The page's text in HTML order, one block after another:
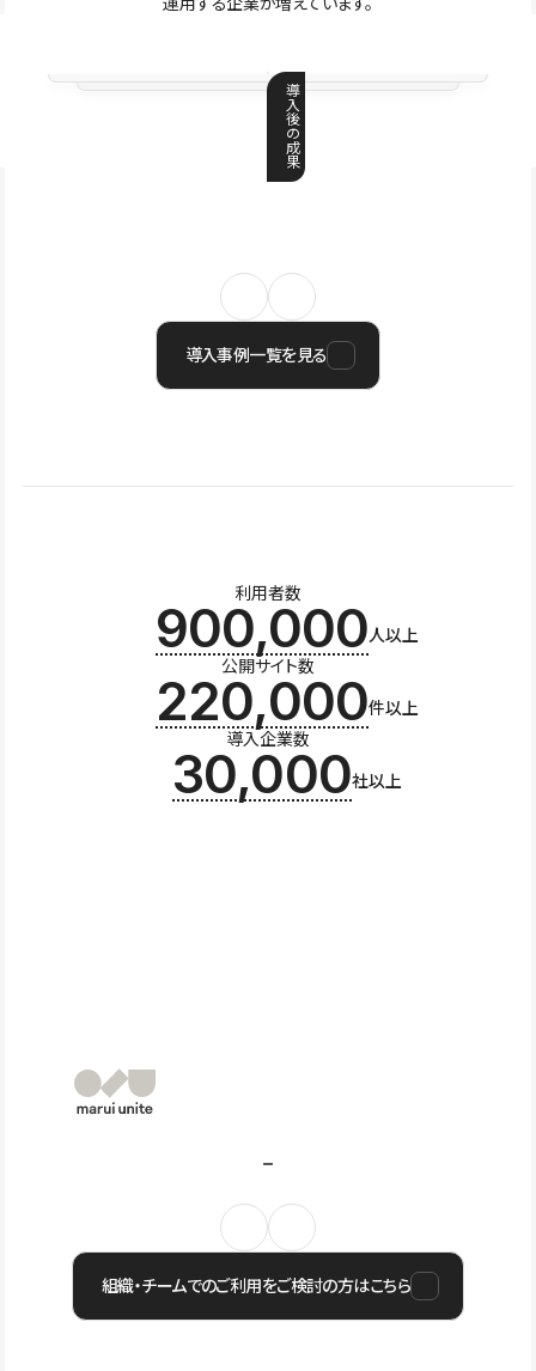
導
入
後
の
成
果
導入事例一覧を見る
利用者数
900,000人以上
公開サイト数
220,000件以上
導入企業数
30,000社以上
組織・チームでのご利用をご検討の方はこちら